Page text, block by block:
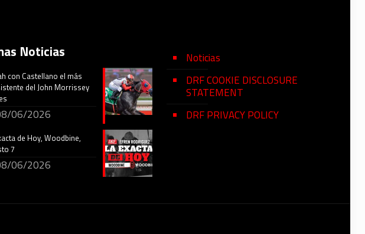
Noticias
con Castellano el más
del John Morrissey
06/2026
de Hoy, Woodbine,
7
06/2026
Noticias
DRF COOKIE DISCLOSURE
STATEMENT
DRF PRIVACY POLICY